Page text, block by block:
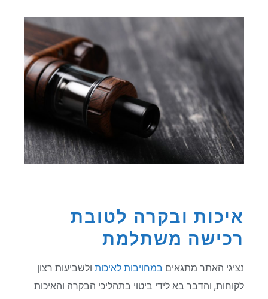
איכות ובקרה לטובת
רכישה משתלמת
נציגי האתר מתגאיםבמחויבות לאיכותולשביעות רצון
לקוחות, והדבר בא לידי ביטוי בתהליכי הבקרה והאיכות